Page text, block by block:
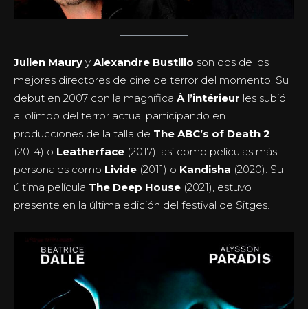
Julien Maury y Alexandre Bustillo son dos de los
mejores directores de cine de terror del momento. Su
debut en 2007 con la magnífica À l’intérieur les subió
al olimpo del terror actual participando en
producciones de la talla de The ABC’s of Death 2
(2014) o Leatherface (2017), así como películas más
personales como Livide (2011) o Kandisha (2020). Su
última película The Deep House (2021), estuvo
presente en la última edición del festival de Sitges.